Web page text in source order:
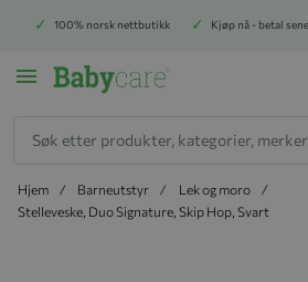
100% norsk nettbutikk Kjøp nå - betal
Hjem Barneutstyr
Lek og moro
Stelleveske, Duo Signature, Skip Hop, Svart